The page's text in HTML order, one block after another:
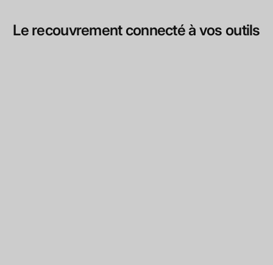
Le recouvrement connecté à vos outils